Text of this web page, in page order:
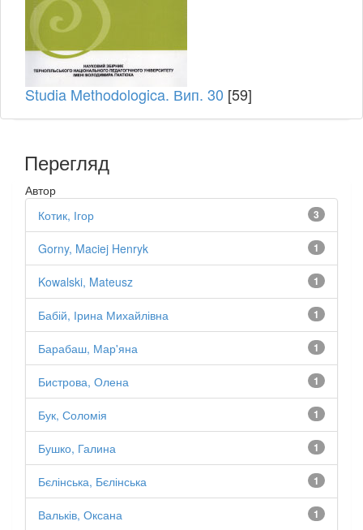
Studia Methodologica. Вип. 30 [59]
Перегляд
Автор
3
Котик, Ігор
1
Gorny, Maciej Henryk
1
Kowalski, Mateusz
1
Бабій, Ірина Михайлівна
1
Барабаш, Мар'яна
1
Бистрова, Олена
1
Бук, Соломія
1
Бушко, Галина
1
Бєлінська, Бєлінська
1
Вальків, Оксана